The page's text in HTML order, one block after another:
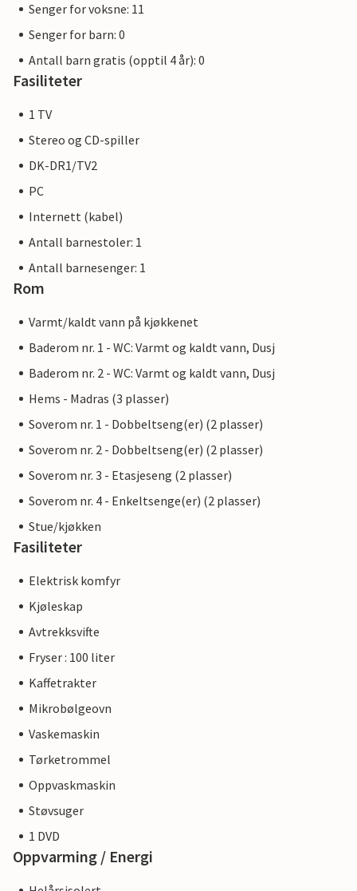
Senger for voksne: 11
Senger for barn: 0
Antall barn gratis (opptil 4 år): 0
Fasiliteter
1 TV
Stereo og CD-spiller
DK-DR1/TV2
PC
Internett (kabel)
Antall barnestoler: 1
Antall barnesenger: 1
Rom
Varmt/kaldt vann på kjøkkenet
Baderom nr. 1 - WC: Varmt og kaldt vann, Dusj
Baderom nr. 2 - WC: Varmt og kaldt vann, Dusj
Hems - Madras (3 plasser)
Soverom nr. 1 - Dobbeltseng(er) (2 plasser)
Soverom nr. 2 - Dobbeltseng(er) (2 plasser)
Soverom nr. 3 - Etasjeseng (2 plasser)
Soverom nr. 4 - Enkeltsenge(er) (2 plasser)
Stue/kjøkken
Fasiliteter
Elektrisk komfyr
Kjøleskap
Avtrekksvifte
Fryser : 100 liter
Kaffetrakter
Mikrobølgeovn
Vaskemaskin
Tørketrommel
Oppvaskmaskin
Støvsuger
1 DVD
Oppvarming / Energi